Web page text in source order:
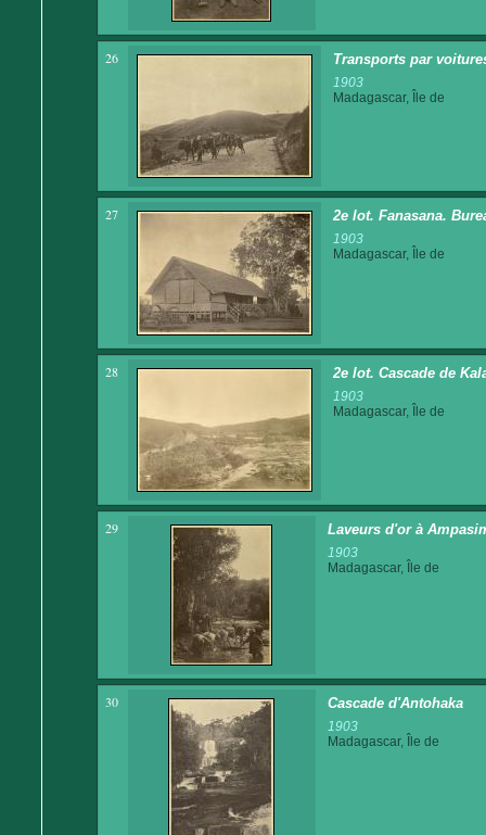
26 Transports par
1903
Madagascar, Île de
27 2e lot. Fanasana.
1903
Madagascar, Île de
28 2e lot. Cascade de
1903
Madagascar, Île de
29 Laveurs d'or à
1903
Madagascar, Île de
30 Cascade d'Antohaka
1903
Madagascar, Île de